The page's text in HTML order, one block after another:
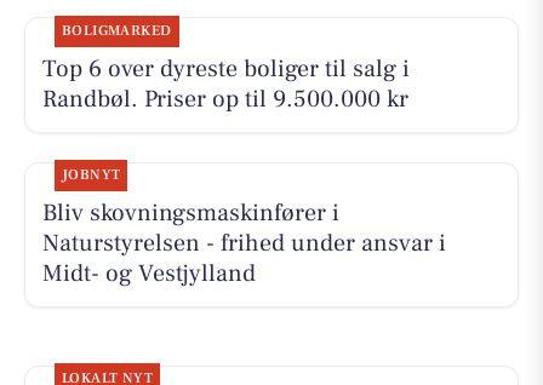
BOLIGMARKED
Top 6 over dyreste boliger til salg i
Randbøl. Priser op til 9.500.000 kr
JOBNYT
Bliv skovningsmaskinfører i
Naturstyrelsen - frihed under ansvar i
Midt- og Vestjylland
LOKALT NYT